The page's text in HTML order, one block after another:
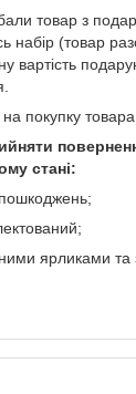
товар з
набір (товар
вартість
покупку
стані:
ярликами та